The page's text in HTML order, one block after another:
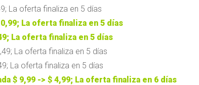
La oferta finaliza en 5 días
La oferta finaliza en 5 días
La oferta finaliza en 5 días
La oferta finaliza en 5 días
La oferta finaliza en 5 días
$ 9,99 -> $ 4,99; La oferta finaliza en 6 días